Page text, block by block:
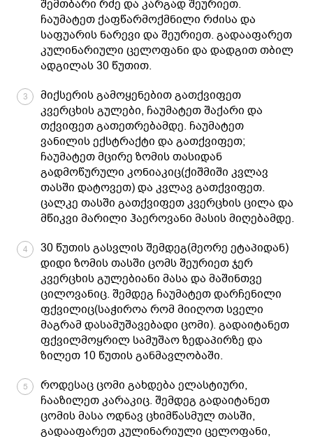
შემთბარი რძე და კარგად შეურიეთ.
ჩაუმატეთ ქაფწარმოქმნილი რძისა და
საფუარის ნარევი და შეურიეთ. გადააფარეთ
კულინარიული ცელოფანი და დადგით თბილ
ადგილას 30 წუთით.
3
მიქსერის გამოყენებით გათქვიფეთ
კვერცხის გულები, ჩაუმატეთ შაქარი და
თქვიფეთ გათეთრებამდე. ჩაუმატეთ
ვანილის ექსტრაქტი და გათქვიფეთ;
ჩაუმატეთ მცირე ზომის თასიდან
გადმოწურული კონიაკიც(ქიშმიში კვლავ
თასში დატოვეთ) და კვლავ გათქვიფეთ.
ცალკე თასში გათქვიფეთ კვერცხის ცილა და
მწიკვი მარილი ჰაეროვანი მასის მიღებამდე.
4
30 წუთის გასვლის შემდეგ(მეორე ეტაპიდან)
დიდი ზომის თასში ცომს შეურიეთ ჯერ
კვერცხის გულებიანი მასა და მაშინთვე
ცილოვანიც. შემდეგ ჩაუმატეთ დარჩენილი
ფქვილიც(საჭიროა რომ მიიღოთ სველი
მაგრამ დასამუშავებადი ცომი). გადაიტანეთ
ფქვილმოყრილ სამუშაო ზედაპირზე და
ზილეთ 10 წუთის განმავლობაში.
5
როდესაც ცომი გახდება ელასტიური,
ჩააზილეთ კარაკიც. შემდეგ გადაიტანეთ
ცომის მასა ოდნავ ცხიმწასმულ თასში,
გადააფარეთ კულინარიული ცელოფანი,